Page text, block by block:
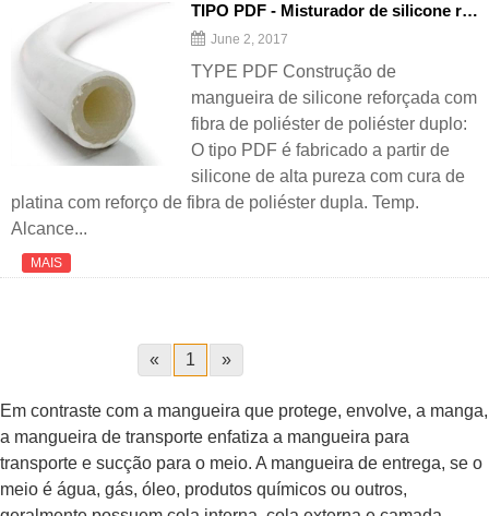
TIPO PDF - Misturador de silicone reforçado com fibra de poliéster dupla poliéster
June 2, 2017
TYPE PDF Construção de
mangueira de silicone reforçada com
fibra de poliéster de poliéster duplo:
O tipo PDF é fabricado a partir de
silicone de alta pureza com cura de
platina com reforço de fibra de poliéster dupla. Temp.
Alcance...
MAIS
« 1 »
Em contraste com a mangueira que protege, envolve, a manga,
a mangueira de transporte enfatiza a mangueira para
transporte e sucção para o meio. A mangueira de entrega, se o
meio é água, gás, óleo, produtos químicos ou outros,